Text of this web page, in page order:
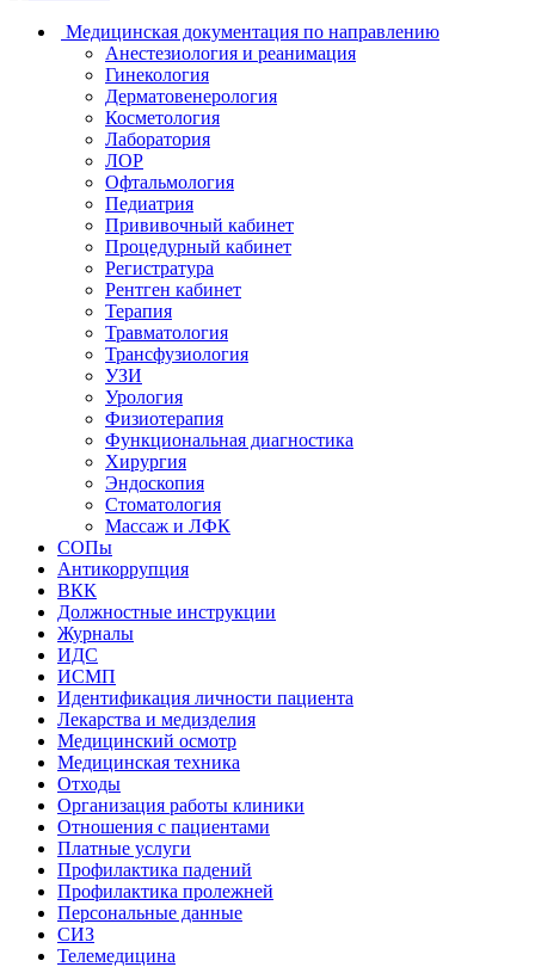
Медицинская документация по направлению
Анестезиология и реанимация
Гинекология
Дерматовенерология
Косметология
Лаборатория
ЛОР
Офтальмология
Педиатрия
Прививочный кабинет
Процедурный кабинет
Регистратура
Рентген кабинет
Терапия
Травматология
Трансфузиология
УЗИ
Урология
Физиотерапия
Функциональная диагностика
Хирургия
Эндоскопия
Стоматология
Массаж и ЛФК
СОПы
Антикоррупция
ВКК
Должностные инструкции
Журналы
ИДС
ИСМП
Идентификация личности пациента
Лекарства и медизделия
Медицинский осмотр
Медицинская техника
Отходы
Организация работы клиники
Отношения с пациентами
Платные услуги
Профилактика падений
Профилактика пролежней
Персональные данные
СИЗ
Телемедицина